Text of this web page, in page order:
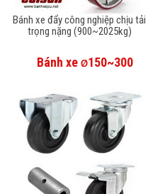
Bánh xe đẩy công nghiệp chịu tải
trọng nặng (900~2025kg)
Bánh xe Ø150~300